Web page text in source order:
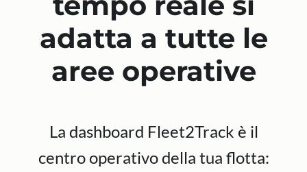
adatta a tutte le
aree operative
La dashboard Fleet2Track è il
centro operativo della tua flotta: